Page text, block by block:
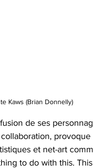
Kaws (Brian Donnelly)
de ses
provoque
et net-art
to do with this.